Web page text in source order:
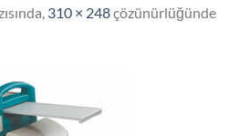
310 × 248çözünürlüğünde